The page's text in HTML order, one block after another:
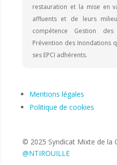
restauration et la mise en
affluents et de leurs
compétence Gestion
Prévention des Inondations
ses EPCI adhérents.
Mentions légales
Politique de cookies
© 2025 Syndicat Mixte de la
@NTIROUILLE